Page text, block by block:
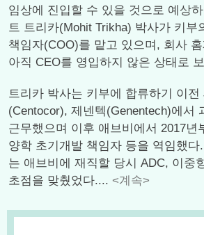
임상에 진입할 수 있을 것으로 예상
트 트리카(Mohit Trikha) 박사가 키부
책임자(COO)를 맡고 있으며, 회사
아직 CEO를 영입하지 않은 상태로
트리카 박사는 키부에 합류하기 이전
(Centocor), 제넨텍(Genentech)에서
근무했으며 이후 애브비에서 2017년
양학 초기개발 책임자 등을 역임했
는 애브비에 재직할 당시 ADC, 이중
초점을 맞췄었다.... <계속>